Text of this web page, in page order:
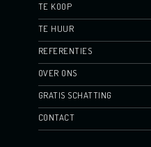
TE KOOP
TE HUUR
REFERENTIES
OVER ONS
GRATIS SCHATTING
CONTACT